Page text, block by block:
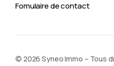
Fomulaire de contact
© 2026 Syneo Immo – Tous